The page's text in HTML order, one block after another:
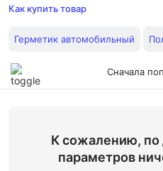
Как купить товар
Герметик автомобильный
Сначала
К сожалению, по
параметров